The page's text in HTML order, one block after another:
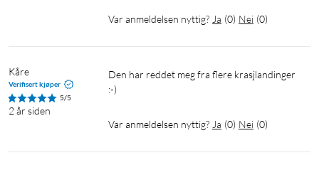
Var anmeldelsen nyttig? Ja (0) Nei (0)
Kåre
Verifisert kjøper
5/5
2 år siden
Den har reddet meg fra flere krasjlandinger
:-)
Var anmeldelsen nyttig? Ja (0) Nei (0)